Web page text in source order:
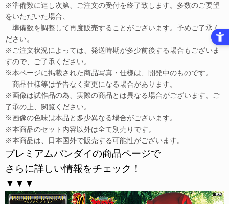
※準備数に達し次第、ご注文の受付を終了致します。多数のご要望
をいただいた場合、
準備数を調整して再度販売することがございます。予めご了承く
ださい。
※ご注文状況によっては、発送時期が多少前後する場合もございま
すので、ご了承ください。
※本ページに掲載された商品写真・仕様は、開発中のものです。
商品仕様等は予告なく変更になる場合があります。
※画像は試作品の為、実際の商品とは異なる場合がございます。ご
了承の上、閲覧ください。
※画像の色味は本品と多少異なる場合がございます。
※本商品のセット内容以外は全て別売りです。
※本商品は、日本国外で販売する可能性がございます。
プレミアムバンダイの商品ページで
さらに詳しい情報をチェック！
▼▼▼